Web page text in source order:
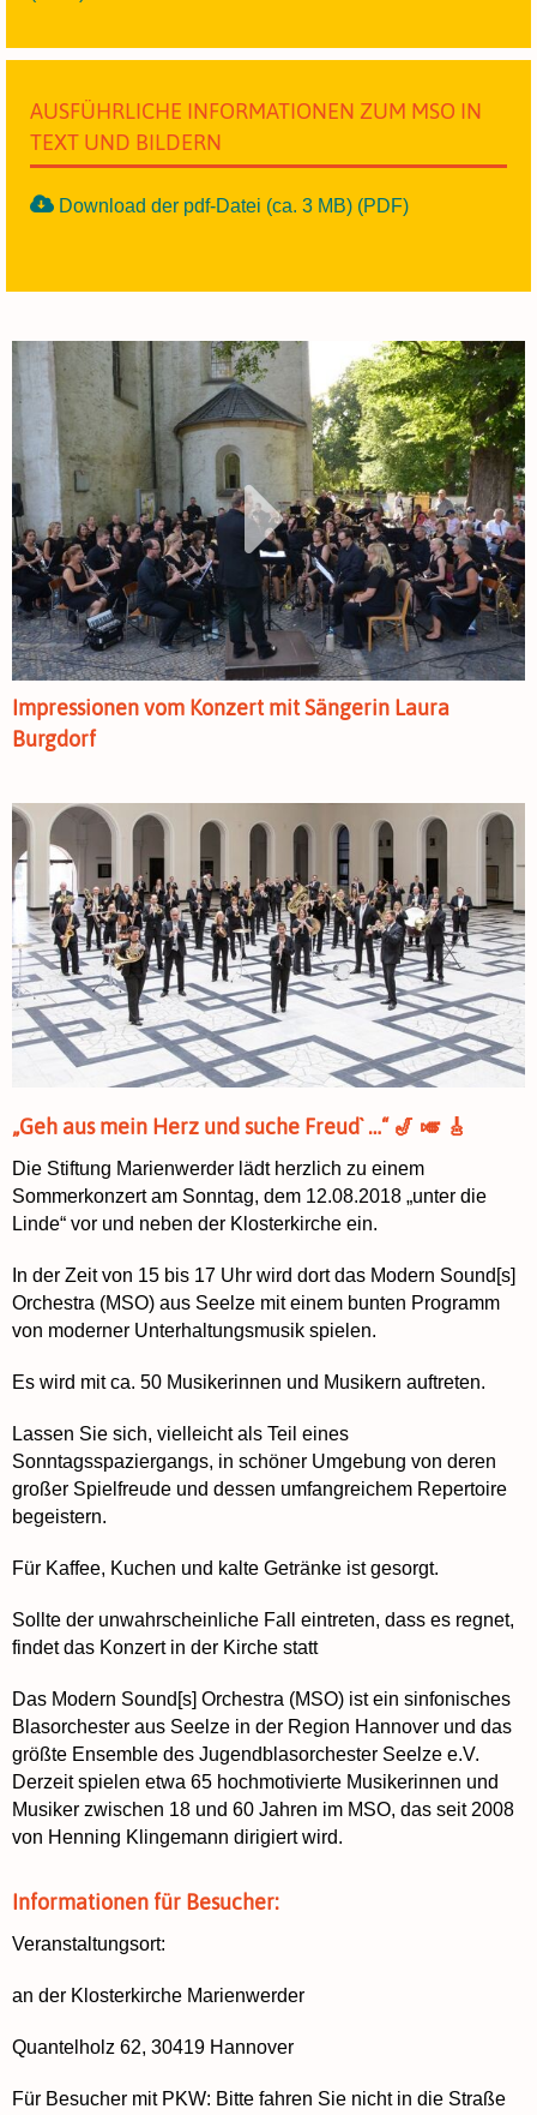
AUSFÜHRLICHE INFORMATIONEN ZUM MSO IN
TEXT UND BILDERN
Download der pdf-Datei (ca. 3 MB) (PDF)
Impressionen vom Konzert mit Sängerin Laura
Burgdorf
„Geh aus mein Herz und suche Freud` …“ 🎷 🎺 🎸
Die Stiftung Marienwerder lädt herzlich zu einem
Sommerkonzert am Sonntag, dem 12.08.2018 „unter die
Linde“ vor und neben der Klosterkirche ein.
In der Zeit von 15 bis 17 Uhr wird dort das Modern Sound[s]
Orchestra (MSO) aus Seelze mit einem bunten Programm
von moderner Unterhaltungsmusik spielen.
Es wird mit ca. 50 Musikerinnen und Musikern auftreten.
Lassen Sie sich, vielleicht als Teil eines
Sonntagsspaziergangs, in schöner Umgebung von deren
großer Spielfreude und dessen umfangreichem Repertoire
begeistern.
Für Kaffee, Kuchen und kalte Getränke ist gesorgt.
Sollte der unwahrscheinliche Fall eintreten, dass es regnet,
findet das Konzert in der Kirche statt
Das Modern Sound[s] Orchestra (MSO) ist ein sinfonisches
Blasorchester aus Seelze in der Region Hannover und das
größte Ensemble des Jugendblasorchester Seelze e.V.
Derzeit spielen etwa 65 hochmotivierte Musikerinnen und
Musiker zwischen 18 und 60 Jahren im MSO, das seit 2008
von Henning Klingemann dirigiert wird.
Informationen für Besucher:
Veranstaltungsort:
an der Klosterkirche Marienwerder
Quantelholz 62, 30419 Hannover
Für Besucher mit PKW: Bitte fahren Sie nicht in die Straße